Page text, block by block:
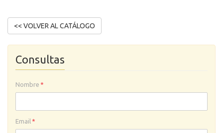
Consultas
Nombre *
Email *